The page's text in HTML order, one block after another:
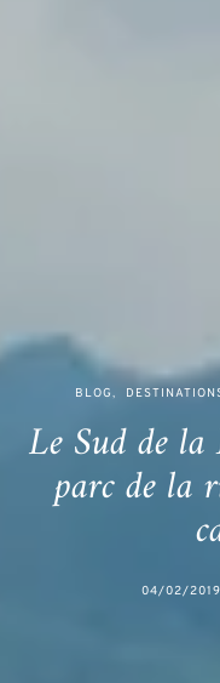
BLOG
Le Sud de
parc de la
04/02/2019